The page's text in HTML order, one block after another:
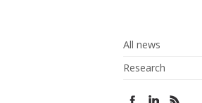
All news
Research